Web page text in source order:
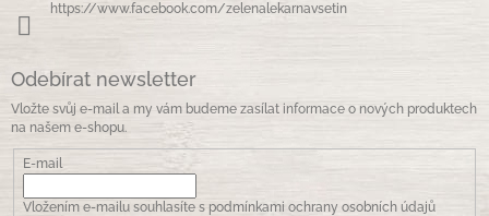
ý
https://www.facebook.com/zelenalekarnavsetin
Odebírat newsletter
Vložte svůj e-mail a my vám budeme zasílat informace o nových produktech
na našem e-shopu.
E-mail
Vložením e-mailu souhlasíte s podmínkami ochrany osobních údajů